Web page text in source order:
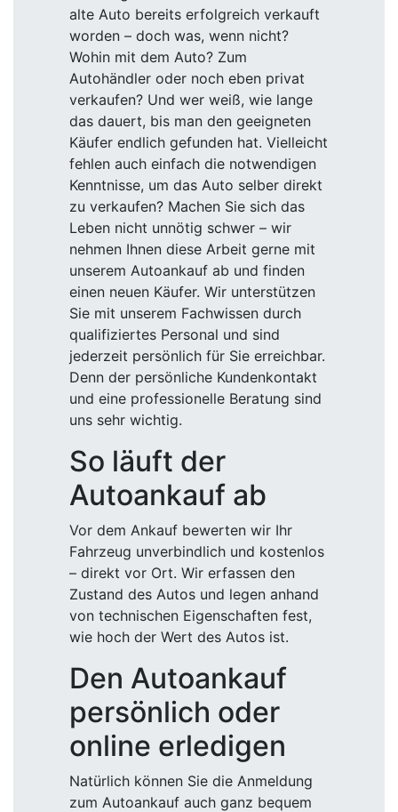
alte Auto bereits erfolgreich verkauft
worden – doch was, wenn nicht?
Wohin mit dem Auto? Zum
Autohändler oder noch eben privat
verkaufen? Und wer weiß, wie lange
das dauert, bis man den geeigneten
Käufer endlich gefunden hat. Vielleicht
fehlen auch einfach die notwendigen
Kenntnisse, um das Auto selber direkt
zu verkaufen? Machen Sie sich das
Leben nicht unnötig schwer – wir
nehmen Ihnen diese Arbeit gerne mit
unserem Autoankauf ab und finden
einen neuen Käufer. Wir unterstützen
Sie mit unserem Fachwissen durch
qualifiziertes Personal und sind
jederzeit persönlich für Sie erreichbar.
Denn der persönliche Kundenkontakt
und eine professionelle Beratung sind
uns sehr wichtig.
So läuft der
Autoankauf ab
Vor dem Ankauf bewerten wir Ihr
Fahrzeug unverbindlich und kostenlos
– direkt vor Ort. Wir erfassen den
Zustand des Autos und legen anhand
von technischen Eigenschaften fest,
wie hoch der Wert des Autos ist.
Den Autoankauf
persönlich oder
online erledigen
Natürlich können Sie die Anmeldung
zum Autoankauf auch ganz bequem